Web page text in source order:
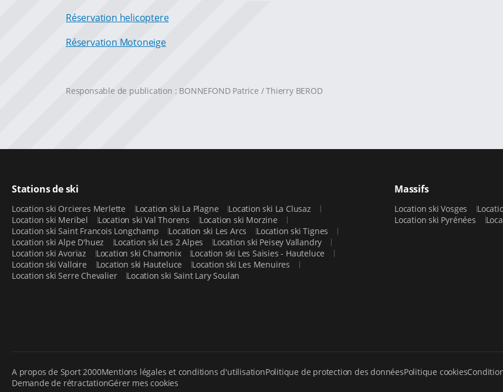
Réservation helicoptere
Réservation Motoneige
Responsable de publication : BONNEFOND Patrice / Thierry BEROD
Stations de ski
Location ski Orcieres Merlette Location ski La Plagne
Location ski La Clusaz
Location ski Meribel
Location ski Val Thorens
Location ski Morzine
Location ski Saint Francois Longchamp
Location ski Les Arcs
Location ski Tignes
Location ski Alpe D'huez
Location ski Les 2 Alpes
Location ski Peisey Vallandry
Location ski Avoriaz
Location ski Chamonix
Location ski Les Saisies - Hauteluce
Location ski Valloire
Location ski Hauteluce
Location ski Les Menuires
Location ski Serre Chevalier
Location ski Saint Lary Soulan
Massifs
Location ski Vosges
Location ski Pyrénées
A propos de Sport 2000Mentions légales et conditions d'utilisationPolitique de protection des donnéesPolitique cookies
Demande de rétractationGérer mes cookies